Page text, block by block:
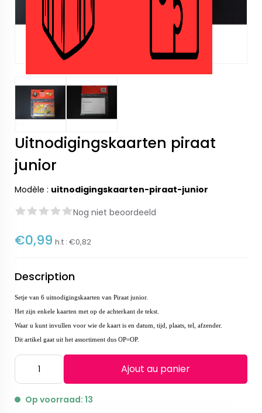
Uitnodigingskaarten piraat
junior
Modèle : uitnodigingskaarten-piraat-junior
Nog niet beoordeeld
€0,99 h.t : €0,82
Description
Setje van 6 uitnodigingskaarten van Piraat junior.
Het zijn enkele kaarten met op de achterkant de tekst.
Waar u kunt invullen voor wie de kaart is en datum, tijd, plaats, tel, afzender.
Dit artikel gaat uit het assortiment dus OP=OP.
Ajout au panier
Op voorraad: 13